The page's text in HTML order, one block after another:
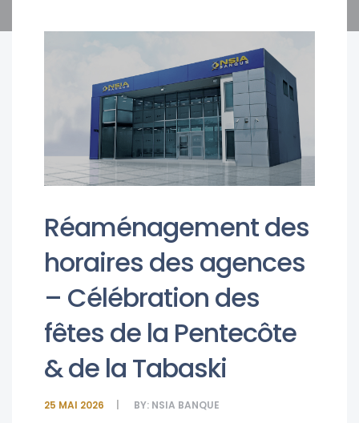
Réaménagement des
horaires des agences
– Célébration des
fêtes de la Pentecôte
& de la Tabaski
25 MAI 2026 BY: NSIA BANQUE